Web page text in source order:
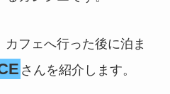
フェへ行った後に泊ま
さんを紹介します。